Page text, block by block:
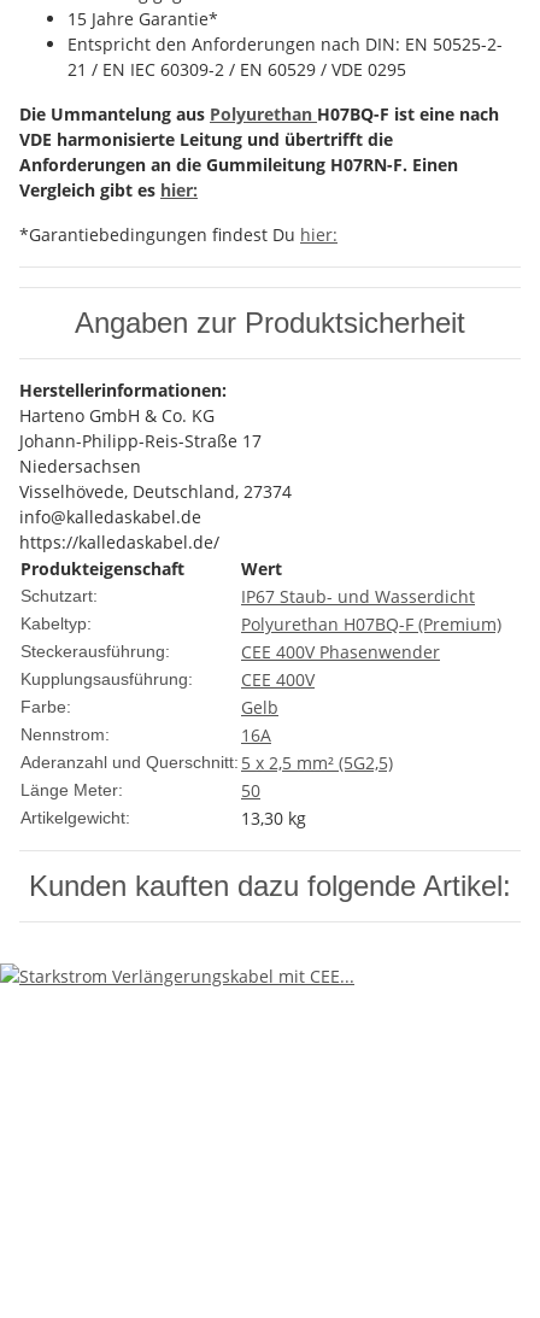
15 Jahre Garantie*
Entspricht den Anforderungen nach DIN: EN 50525-2-
21 / EN IEC 60309-2 / EN 60529 / VDE 0295
Die Ummantelung aus Polyurethan H07BQ-F ist eine nach
VDE harmonisierte Leitung und übertrifft die
Anforderungen an die Gummileitung H07RN-F. Einen
Vergleich gibt es hier:
*Garantiebedingungen findest Du hier:
Angaben zur Produktsicherheit
Herstellerinformationen:
Harteno GmbH & Co. KG
Johann-Philipp-Reis-Straße 17
Niedersachsen
Visselhövede, Deutschland, 27374
info@kalledaskabel.de
https://kalledaskabel.de/
Produkteigenschaft
Wert
Schutzart: IP67 Staub- und Wasserdicht
Kabeltyp: Polyurethan H07BQ-F (Premium)
Steckerausführung: CEE 400V Phasenwender
Kupplungsausführung: CEE 400V
Farbe: Gelb
Nennstrom: 16A
Aderanzahl und Querschnitt: 5 x 2,5 mm² (5G2,5)
Länge Meter: 50
Artikelgewicht: 13,30 kg
Kunden kauften dazu folgende Artikel: